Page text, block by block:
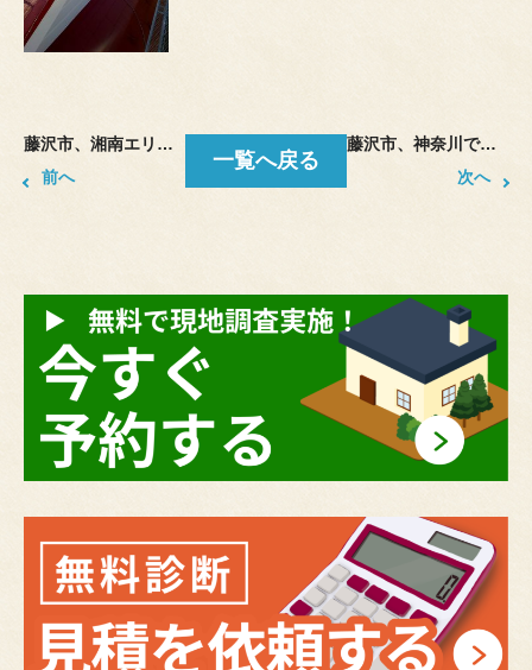
藤沢市、湘南エリアを拠点に外壁塗装、防水工事を行っております塗幸です。
前へ
一覧へ戻る
藤沢市、神奈川で外壁塗装、防水工事をしております塗幸です。
次へ